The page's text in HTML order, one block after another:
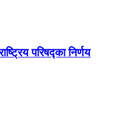
परिषद्का निर्णय